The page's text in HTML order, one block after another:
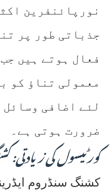
نورپائنفرین
جذباتی طور پر
فعال ہوتے ہیں
معمولی تناؤ کو
لئے اضافی
ضرورت ہوتی ہے۔
کورٹیسول کی
کشنگ سنڈروم